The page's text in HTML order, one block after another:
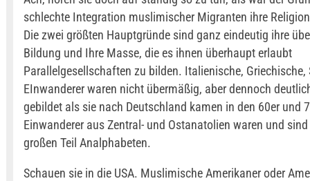
schlechte Integration muslimischer Migranten ihre
Die zwei größten Hauptgründe sind ganz eindeutig ihre
Bildung und Ihre Masse, die es ihnen überhaupt erlaubt
Parallelgesellschaften zu bilden. Italienische, Griechische,
EInwanderer waren nicht übermäßig, aber dennoch
gebildet als sie nach Deutschland kamen in den 60er und
Einwanderer aus Zentral- und Ostanatolien waren und
großen Teil Analphabeten.
Schauen sie in die USA. Muslimische Amerikaner oder